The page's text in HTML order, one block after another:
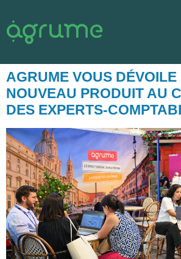
AGRUME VOUS DÉVOILE
NOUVEAU PRODUIT AU
DES EXPERTS-